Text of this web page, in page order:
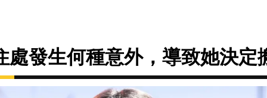
處發生何種意外，導致她決定